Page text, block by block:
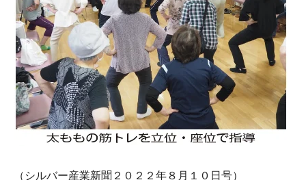
（シルバー産業新聞２０２２年８月１０日号）